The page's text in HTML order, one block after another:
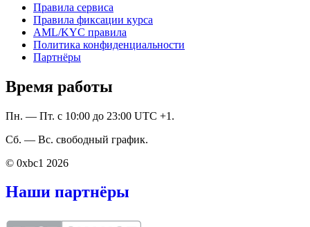
Правила сервиса
Правила фиксации курса
AML/KYC правила
Политика конфиденциальности
Партнёры
Время работы
Пн. — Пт. с 10:00 до 23:00 UTC +1.
Сб. — Вс. свободный график.
© 0xbc1 2026
Наши партнёры